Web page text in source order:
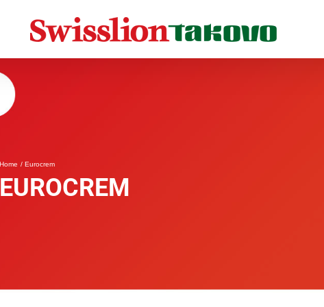
Home Eurocrem
EUROCREM